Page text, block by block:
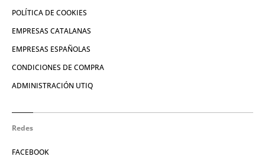
POLÍTICA DE COOKIES
EMPRESAS CATALANAS
EMPRESAS ESPAÑOLAS
CONDICIONES DE COMPRA
ADMINISTRACIÓN UTIQ
Redes
FACEBOOK